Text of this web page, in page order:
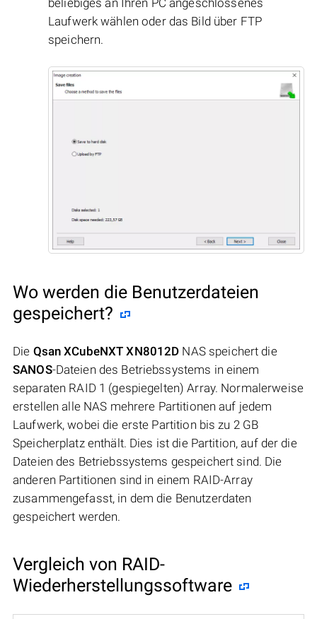
Laufwerk wählen oder das Bild über FTP
speichern.
Wo werden die Benutzerdateien
gespeichert?
Die Qsan XCubeNXT XN8012D NAS speichert die
SANOS-Dateien des Betriebssystems in einem
separaten RAID 1 (gespiegelten) Array. Normalerweise
erstellen alle NAS mehrere Partitionen auf jedem
Laufwerk, wobei die erste Partition bis zu 2 GB
Speicherplatz enthält. Dies ist die Partition, auf der die
Dateien des Betriebssystems gespeichert sind. Die
anderen Partitionen sind in einem RAID-Array
zusammengefasst, in dem die Benutzerdaten
gespeichert werden.
Vergleich von RAID-
Wiederherstellungssoftware